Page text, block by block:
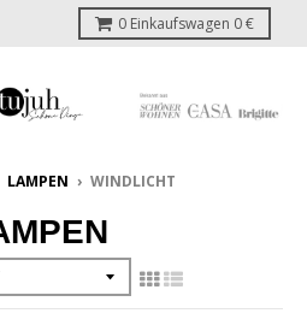
0 Einkaufswagen 0 €
LAMPEN › WINDLICHT